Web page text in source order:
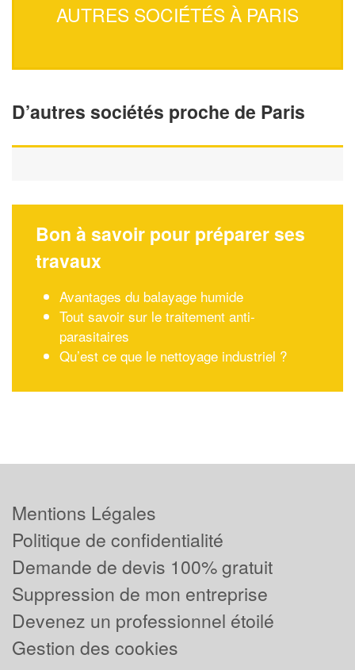
AUTRES SOCIÉTÉS À PARIS
D’autres sociétés proche de Paris
Bon à savoir pour préparer ses
travaux
Avantages du balayage humide
Tout savoir sur le traitement anti-
parasitaires
Qu’est ce que le nettoyage industriel ?
Mentions Légales
Politique de confidentialité
Demande de devis 100% gratuit
Suppression de mon entreprise
Devenez un professionnel étoilé
Gestion des cookies